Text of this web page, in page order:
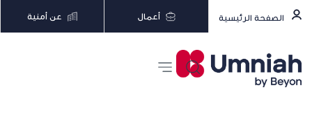
الصفحة الرئيسية أعمال عن أمنية